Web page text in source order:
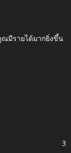
ณมีรายได้มากยิ่งขึ้น
3